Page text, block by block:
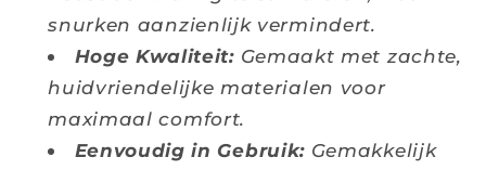
snurken aanzienlijk vermindert.
Hoge Kwaliteit:Gemaakt met zachte,
huidvriendelijke materialen voor
maximaal comfort.
Eenvoudig in Gebruik: Gemakkelijk